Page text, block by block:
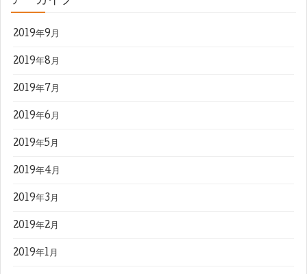
2019年9月
2019年8月
2019年7月
2019年6月
2019年5月
2019年4月
2019年3月
2019年2月
2019年1月